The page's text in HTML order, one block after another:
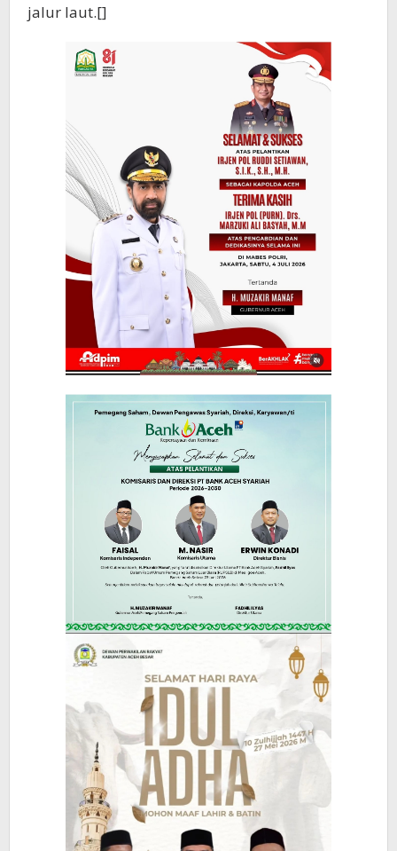
jalur laut.[]